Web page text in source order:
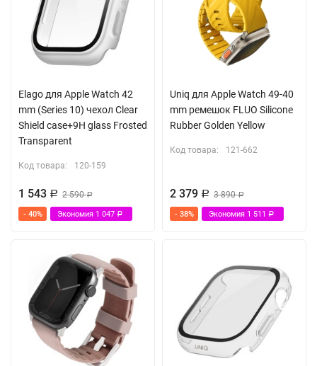
Elago для Apple Watch 42
mm (Series 10) чехол Clear
Shield case+9H glass Frosted
Transparent
Код товара: 120-159
1 543 Р 2 590Р
- 40% Экономия 1 047 Р
Uniq для Apple Watch 49-40
mm ремешок FLUO Silicone
Rubber Golden Yellow
Код товара: 121-662
2 379 Р 3 890Р
- 38% Экономия 1 511 Р